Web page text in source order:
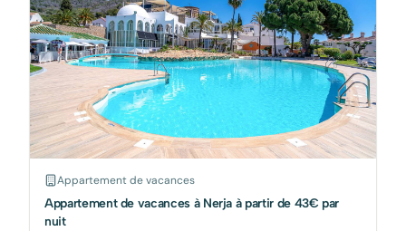
Appartement de vacances
Appartement de vacances à Nerja à partir de 43€ par
nuit